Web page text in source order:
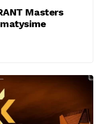
Masters